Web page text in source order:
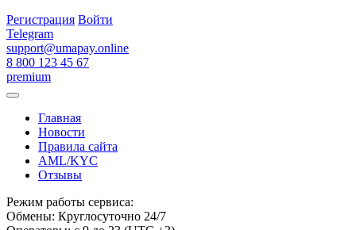
Регистрация Войти
Telegram
support@umapay.online
8 800 123 45 67
premium
Главная
Новости
Правила сайта
AML/KYC
Отзывы
Режим работы сервиса:
Обмены: Круглосуточно 24/7